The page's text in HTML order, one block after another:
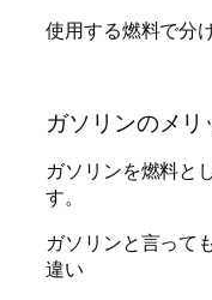
使用する燃料で分
ガソリンのメ
ガソリンを燃料と
す。
ガソリンと言って
違い